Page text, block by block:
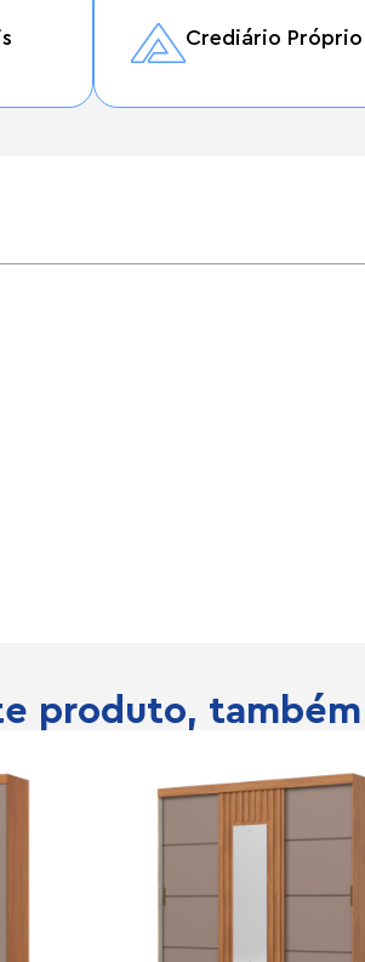
Crediário Próprio
produto,